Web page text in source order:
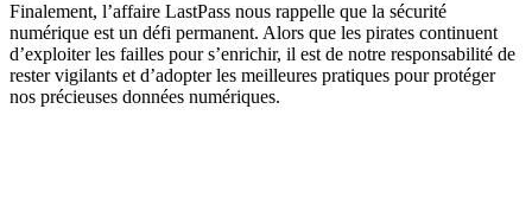
Finalement, l’affaire LastPass nous rappelle que la sécurité
numérique est un défi permanent. Alors que les pirates continuent
d’exploiter les failles pour s’enrichir, il est de notre responsabilité de
rester vigilants et d’adopter les meilleures pratiques pour protéger
nos précieuses données numériques.